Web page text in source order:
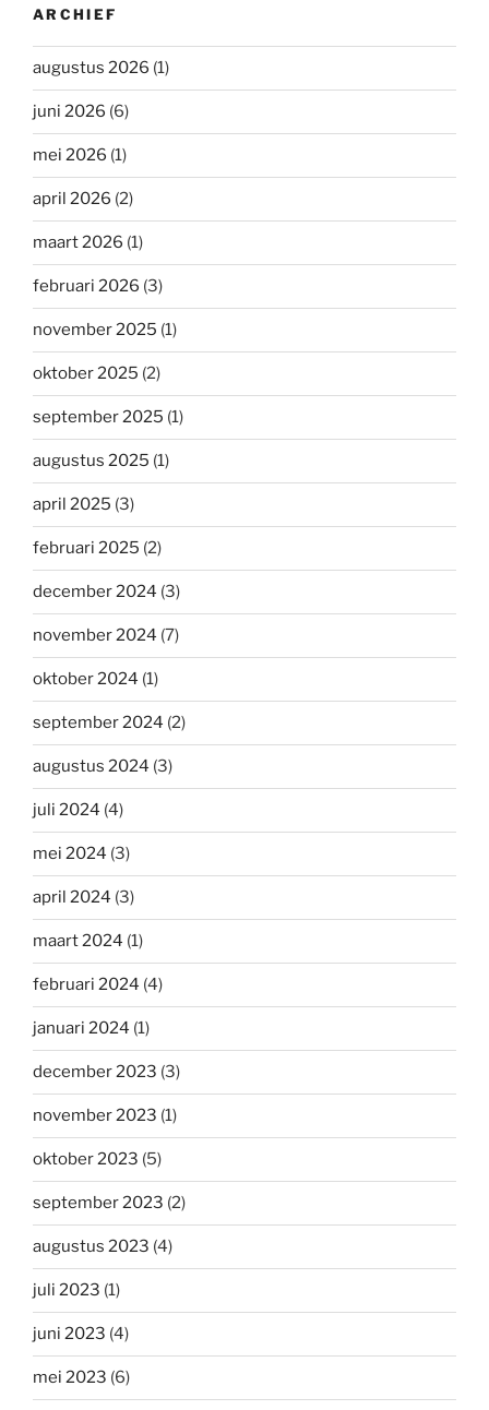
ARCHIEF
augustus 2026 (1)
juni 2026 (6)
mei 2026 (1)
april 2026 (2)
maart 2026 (1)
februari 2026 (3)
november 2025 (1)
oktober 2025 (2)
september 2025 (1)
augustus 2025 (1)
april 2025 (3)
februari 2025 (2)
december 2024 (3)
november 2024 (7)
oktober 2024 (1)
september 2024 (2)
augustus 2024 (3)
juli 2024 (4)
mei 2024 (3)
april 2024 (3)
maart 2024 (1)
februari 2024 (4)
januari 2024 (1)
december 2023 (3)
november 2023 (1)
oktober 2023 (5)
september 2023 (2)
augustus 2023 (4)
juli 2023 (1)
juni 2023 (4)
mei 2023 (6)